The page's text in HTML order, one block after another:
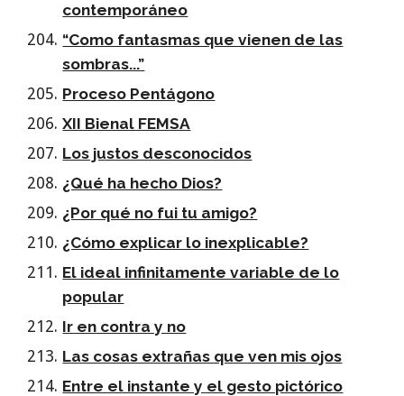
contemporáneo
“Como fantasmas que vienen de las
sombras...”
Proceso Pentágono
XII Bienal FEMSA
Los justos desconocidos
¿Qué ha hecho Dios?
¿Por qué no fui tu amigo?
¿Cómo explicar lo inexplicable?
El ideal infinitamente variable de lo
popular
Ir en contra y no
Las cosas extrañas que ven mis ojos
Entre el instante y el gesto pictórico